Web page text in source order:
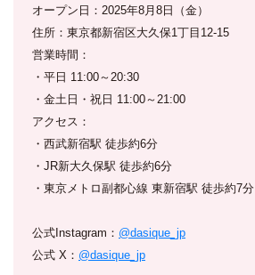
オープン日：2025年8月8日（金）
住所：東京都新宿区大久保1丁目12-15
営業時間：
・平日 11:00～20:30
・金土日・祝日 11:00～21:00
アクセス：
・西武新宿駅 徒歩約6分
・JR新大久保駅 徒歩約6分
・東京メトロ副都心線 東新宿駅 徒歩約7分
公式Instagram： @dasique_jp
公式 X： @dasique_jp